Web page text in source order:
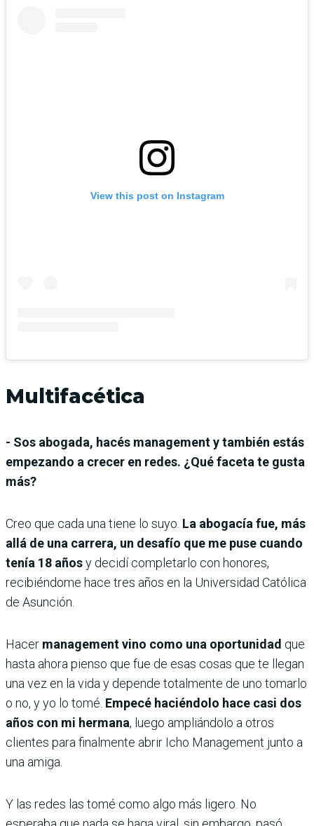
View this post on Instagram
Multifacética
- Sos abogada, hacés management y también estás
empezando a crecer en redes. ¿Qué faceta te gusta
más?
Creo que cada una tiene lo suyo. La abogacía fue, más
allá de una carrera, un desafío que me puse cuando
tenía 18 añosy decidí completarlo con honores,
recibiéndome hace tres años en la Universidad Católica
de Asunción.
Hacer management vino como una oportunidad que
hasta ahora pienso que fue de esas cosas que te llegan
una vez en la vida y depende totalmente de uno tomarlo
o no, y yo lo tomé. Empecé haciéndolo hace casi dos
años con mi hermana, luego ampliándolo a otros
clientes para finalmente abrir Icho Management junto a
una amiga.
Y las redes las tomé como algo más ligero. No